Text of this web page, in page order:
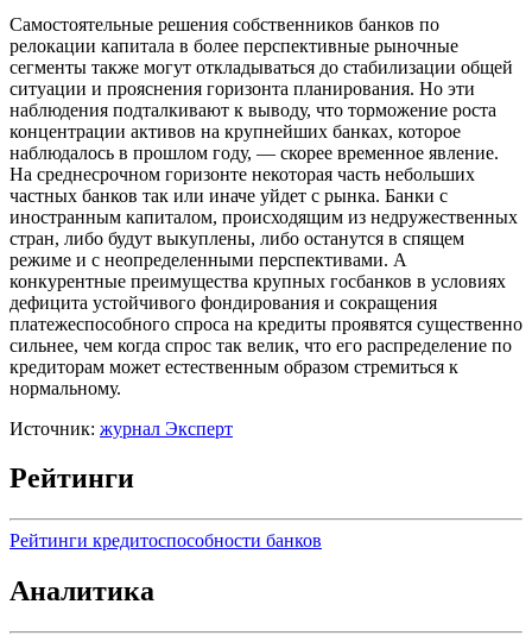
Самостоятельные решения собственников банков по
релокации капитала в более перспективные рыночные
сегменты также могут откладываться до стабилизации общей
ситуации и прояснения горизонта планирования. Но эти
наблюдения подталкивают к выводу, что торможение роста
концентрации активов на крупнейших банках, которое
наблюдалось в прошлом году, — скорее временное явление.
На среднесрочном горизонте некоторая часть небольших
частных банков так или иначе уйдет с рынка. Банки с
иностранным капиталом, происходящим из недружественных
стран, либо будут выкуплены, либо останутся в спящем
режиме и с неопределенными перспективами. А
конкурентные преимущества крупных госбанков в условиях
дефицита устойчивого фондирования и сокращения
платежеспособного спроса на кредиты проявятся существенно
сильнее, чем когда спрос так велик, что его распределение по
кредиторам может естественным образом стремиться к
нормальному.
Источник: журнал Эксперт
Рейтинги
Рейтинги кредитоспособности банков
Аналитика